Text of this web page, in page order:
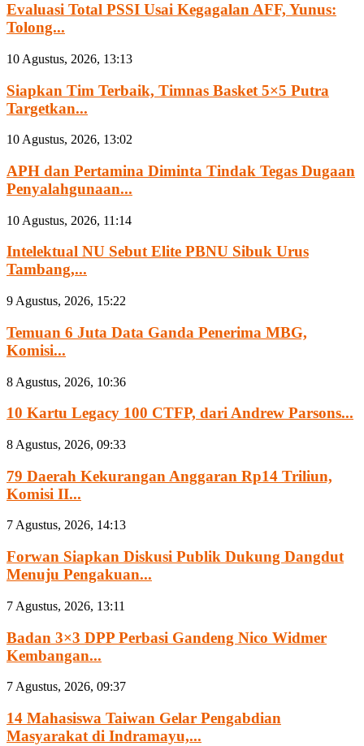
Evaluasi Total PSSI Usai Kegagalan AFF, Yunus:
Tolong...
10 Agustus, 2026, 13:13
Siapkan Tim Terbaik, Timnas Basket 5×5 Putra
Targetkan...
10 Agustus, 2026, 13:02
APH dan Pertamina Diminta Tindak Tegas Dugaan
Penyalahgunaan...
10 Agustus, 2026, 11:14
Intelektual NU Sebut Elite PBNU Sibuk Urus
Tambang,...
9 Agustus, 2026, 15:22
Temuan 6 Juta Data Ganda Penerima MBG,
Komisi...
8 Agustus, 2026, 10:36
10 Kartu Legacy 100 CTFP, dari Andrew Parsons...
8 Agustus, 2026, 09:33
79 Daerah Kekurangan Anggaran Rp14 Triliun,
Komisi II...
7 Agustus, 2026, 14:13
Forwan Siapkan Diskusi Publik Dukung Dangdut
Menuju Pengakuan...
7 Agustus, 2026, 13:11
Badan 3×3 DPP Perbasi Gandeng Nico Widmer
Kembangan...
7 Agustus, 2026, 09:37
14 Mahasiswa Taiwan Gelar Pengabdian
Masyarakat di Indramayu,...